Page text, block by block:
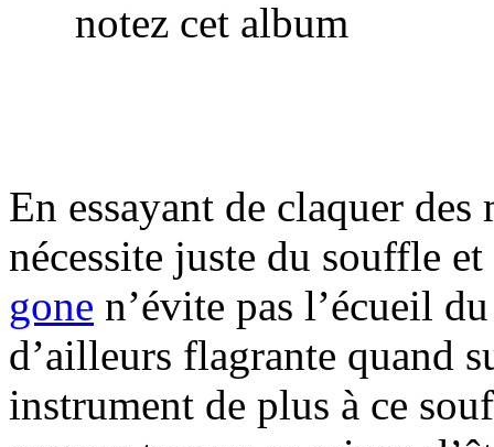
notez cet album
En essayant de claquer
nécessite juste du souffle
gone n’évite pas l’écueil
d’ailleurs flagrante quand
instrument de plus à ce